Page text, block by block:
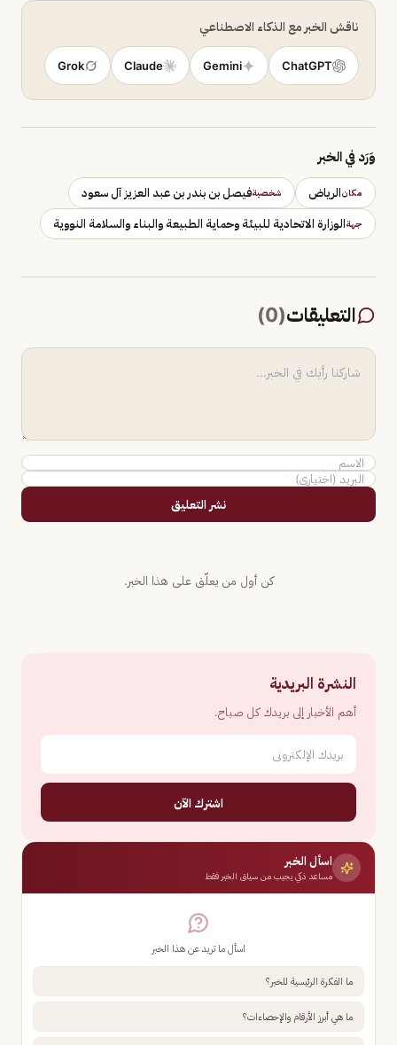
ناقش الخبر مع الذكاء الاصطناعي
ChatGPT
Gemini
Claude
Grok
وَرَد في الخبر
مكانالرياض شخصيةفيصل بن بندر بن عبد العزيز آل سعود
جهةالوزارة الاتحادية للبيئة وحماية الطبيعة والبناء والسلامة النووية
التعليقات(
0
)
نشر التعليق
كن أول من يعلّق على هذا الخبر.
النشرة البريدية
أهم الأخبار إلى بريدك كل صباح.
اشترك الآن
اسأل الخبر
مساعد ذكي يجيب من سياق الخبر فقط
اسأل ما تريد عن هذا الخبر
ما الفكرة الرئيسية للخبر؟
ما هي أبرز الأرقام والإحصاءات؟